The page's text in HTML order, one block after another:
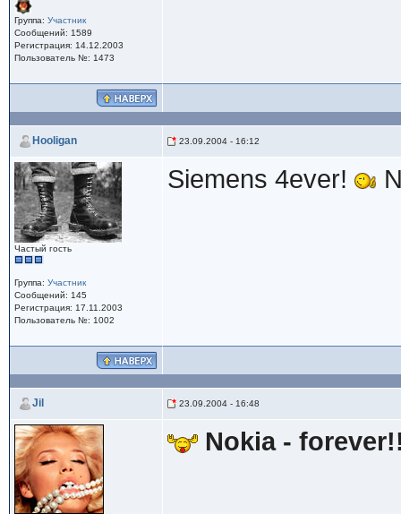
Группа: Участник
Сообщений: 1589
Регистрация: 14.12.2003
Пользователь №: 1473
Hooligan 23.09.2004 - 16:12
Частый гость
Группа: Участник
Сообщений: 145
Регистрация: 17.11.2003
Пользователь №: 1002
Siemens 4ever!
Jil 23.09.2004 - 16:48
Nokia -